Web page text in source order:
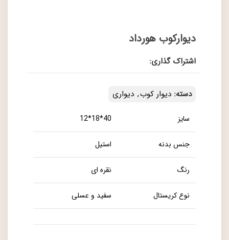
دیوارکوب هورداد
اشتراک گذاری:
دسته: دیوار کوب, دیواری
سایز 40*18*12
جنس بدنه استیل
رنگ نقره ای
نوع کریستال سفید و عسلی